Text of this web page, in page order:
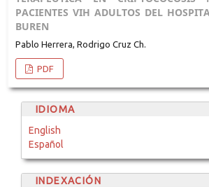
PACIENTES VIH ADULTOS DEL
BUREN
Pablo Herrera, Rodrigo Cruz Ch.
PDF
IDIOMA
English
Español
INDEXACIÓN